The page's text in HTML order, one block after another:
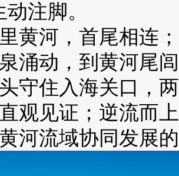
注脚。
河，首尾相连；
涌动，到黄河尾
守住入海关口，
观见证；逆流而
河流域协同发展